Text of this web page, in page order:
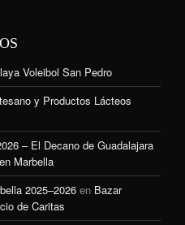
Voleibol San Pedro
y Productos Lácteos
– El Decano de Guadalajara
Marbella
2025–2026 en Bazar
de Caritas